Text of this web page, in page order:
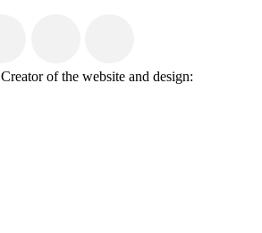
Creator of the website and design: